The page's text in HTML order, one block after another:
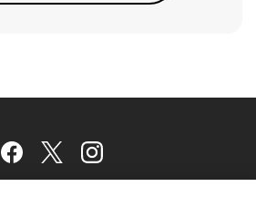
Facebook
TwitterInstagram